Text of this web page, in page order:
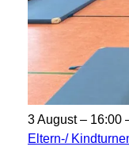
3 August – 16:00
Eltern-/